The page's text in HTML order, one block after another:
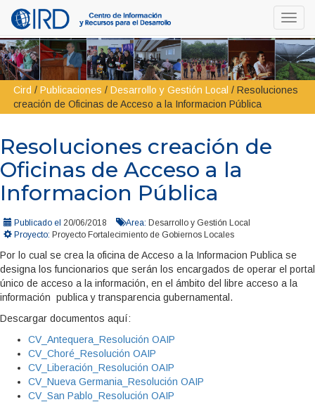
Cird / Publicaciones / Desarrollo y Gestión Local / Resoluciones
creación de Oficinas de Acceso a la Informacion Pública
Resoluciones creación de
Oficinas de Acceso a la
Informacion Pública
Publicado el 20/06/2018 Area: Desarrollo y Gestión Local
Proyecto: Proyecto Fortalecimiento de Gobiernos Locales
Por lo cual se crea la oficina de Acceso a la Informacion Publica se
designa los funcionarios que serán los encargados de operar el portal
único de acceso a la información, en el ámbito del libre acceso a la
información publica y transparencia gubernamental.
Descargar documentos aquí:
CV_Antequera_Resolución OAIP
CV_Choré_Resolución OAIP
CV_Liberación_Resolución OAIP
CV_Nueva Germania_Resolución OAIP
CV_San Pablo_Resolución OAIP